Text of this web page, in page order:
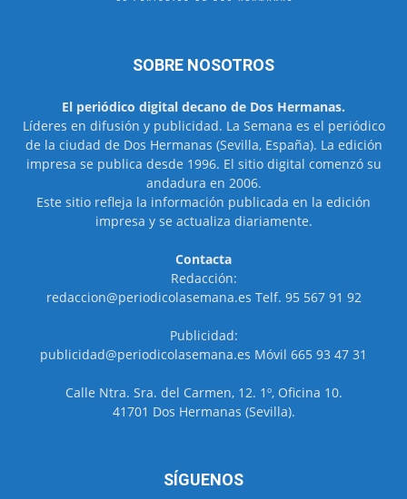
SOBRE NOSOTROS
El periódico digital decano de Dos Hermanas.
Líderes en difusión y publicidad. La Semana es el periódico
de la ciudad de Dos Hermanas (Sevilla, España). La edición
impresa se publica desde 1996. El sitio digital comenzó su
andadura en 2006.
Este sitio refleja la información publicada en la edición
impresa y se actualiza diariamente.
Contacta
Redacción:
redaccion@periodicolasemana.es Telf. 95 567 91 92
Publicidad:
publicidad@periodicolasemana.es Móvil 665 93 47 31
Calle Ntra. Sra. del Carmen, 12. 1º, Oficina 10.
41701 Dos Hermanas (Sevilla).
SÍGUENOS